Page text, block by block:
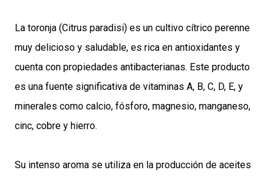
La toronja (Citrus paradisi) es un cultivo cítrico perenne
muy delicioso y saludable, es rica en antioxidantes y
cuenta con propiedades antibacterianas. Este producto
es una fuente significativa de vitaminas A, B, C, D, E, y
minerales como calcio, fósforo, magnesio, manganeso,
cinc, cobre y hierro.
Su intenso aroma se utiliza en la producción de aceites